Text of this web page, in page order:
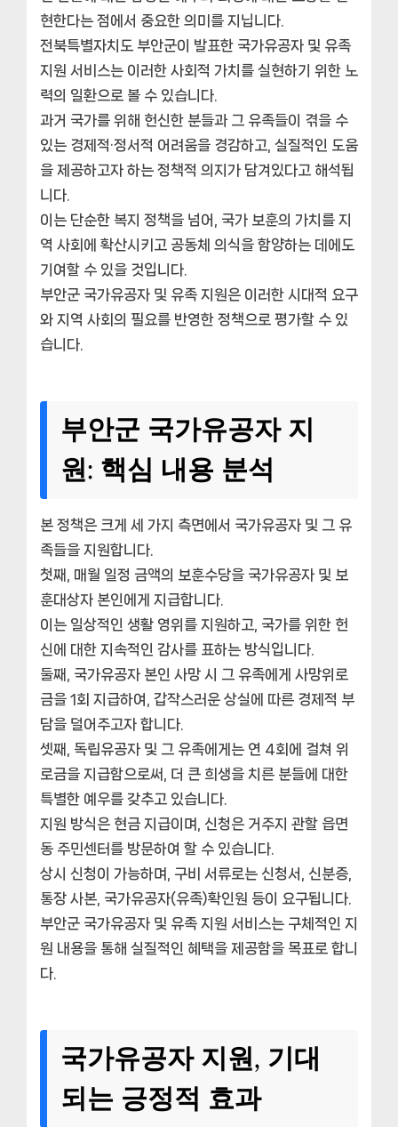
현한다는 점에서 중요한 의미를 지닙니다.
전북특별자치도 부안군이 발표한 국가유공자 및 유족
지원 서비스는 이러한 사회적 가치를 실현하기 위한 노
력의 일환으로 볼 수 있습니다.
과거 국가를 위해 헌신한 분들과 그 유족들이 겪을 수
있는 경제적·정서적 어려움을 경감하고, 실질적인 도움
을 제공하고자 하는 정책적 의지가 담겨있다고 해석됩
니다.
이는 단순한 복지 정책을 넘어, 국가 보훈의 가치를 지
역 사회에 확산시키고 공동체 의식을 함양하는 데에도
기여할 수 있을 것입니다.
부안군 국가유공자 및 유족 지원은 이러한 시대적 요구
와 지역 사회의 필요를 반영한 정책으로 평가할 수 있
습니다.
부안군 국가유공자 지
원: 핵심 내용 분석
본 정책은 크게 세 가지 측면에서 국가유공자 및 그 유
족들을 지원합니다.
첫째, 매월 일정 금액의 보훈수당을 국가유공자 및 보
훈대상자 본인에게 지급합니다.
이는 일상적인 생활 영위를 지원하고, 국가를 위한 헌
신에 대한 지속적인 감사를 표하는 방식입니다.
둘째, 국가유공자 본인 사망 시 그 유족에게 사망위로
금을 1회 지급하여, 갑작스러운 상실에 따른 경제적 부
담을 덜어주고자 합니다.
셋째, 독립유공자 및 그 유족에게는 연 4회에 걸쳐 위
로금을 지급함으로써, 더 큰 희생을 치른 분들에 대한
특별한 예우를 갖추고 있습니다.
지원 방식은 현금 지급이며, 신청은 거주지 관할 읍면
동 주민센터를 방문하여 할 수 있습니다.
상시 신청이 가능하며, 구비 서류로는 신청서, 신분증,
통장 사본, 국가유공자(유족)확인원 등이 요구됩니다.
부안군 국가유공자 및 유족 지원 서비스는 구체적인 지
원 내용을 통해 실질적인 혜택을 제공함을 목표로 합니
다.
국가유공자 지원, 기대
되는 긍정적 효과